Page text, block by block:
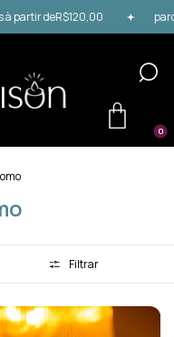
deR$120,00 parcele
0
Filtrar